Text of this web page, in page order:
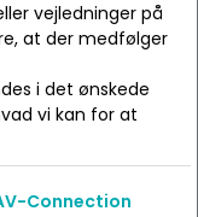
vejledninger på
at der medfølger
i det ønskede
vi kan for at
Connection